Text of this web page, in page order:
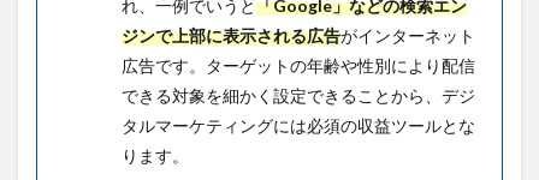
れ、一例でいうと「Google」などの検索エン
ジンで上部に表示される広告がインターネット
広告です。
ターゲットの年齢や性別により配信
できる対象を細かく設定できることから、デジ
タルマーケティングには必須の収益ツールとな
ります。